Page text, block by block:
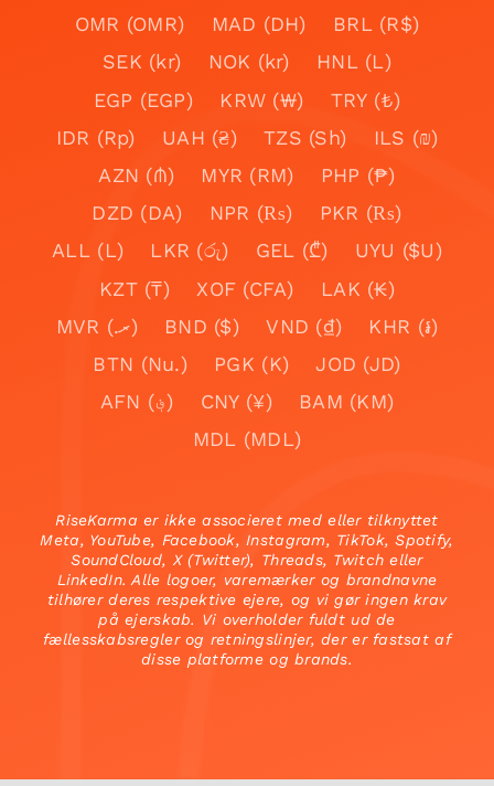
OMR (OMR)
MAD (DH)
BRL (R$)
SEK (kr)
NOK (kr)
HNL (L)
EGP (EGP)
KRW (₩)
TRY (₺)
IDR (Rp)
UAH (₴) TZS (Sh)
ILS (₪)
AZN (₼)
MYR (RM)
PHP (₱)
DZD (DA)
NPR (₨)
PKR (₨)
ALL (L)
LKR (රු) GEL (₾)
UYU ($U)
KZT (₸)
XOF (CFA)
LAK (₭)
MVR (.ރ)
BND ($) VND (₫)
KHR (៛)
BTN (Nu.)
PGK (K)
JOD (JD)
AFN (؋)
CNY (¥)
BAM (KM)
MDL (MDL)
RiseKarma er ikke associeret med eller tilknyttet
Meta, YouTube, Facebook, Instagram, TikTok, Spotify,
SoundCloud, X (Twitter), Threads, Twitch eller
LinkedIn. Alle logoer, varemærker og brandnavne
tilhører deres respektive ejere, og vi gør ingen krav
på ejerskab. Vi overholder fuldt ud de
fællesskabsregler og retningslinjer, der er fastsat af
disse platforme og brands.